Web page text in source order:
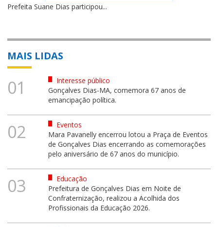
Prefeita Suane Dias participou...
MAIS LIDAS
01
Interesse público
Gonçalves Dias-MA, comemora 67 anos de
emancipação política.
02
Eventos
Mara Pavanelly encerrou lotou a Praça de Eventos
de Gonçalves Dias encerrando as comemorações
pelo aniversário de 67 anos do município.
03
Educação
Prefeitura de Gonçalves Dias em Noite de
Confraternização, realizou a Acolhida dos
Profissionais da Educação 2026.